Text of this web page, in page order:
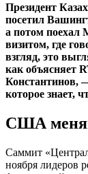
Президент
посетил
а потом поехал
визитом, где
взгляд, это
как объясняет
Константинов,
которое знает,
США
Саммит
ноября лидеров